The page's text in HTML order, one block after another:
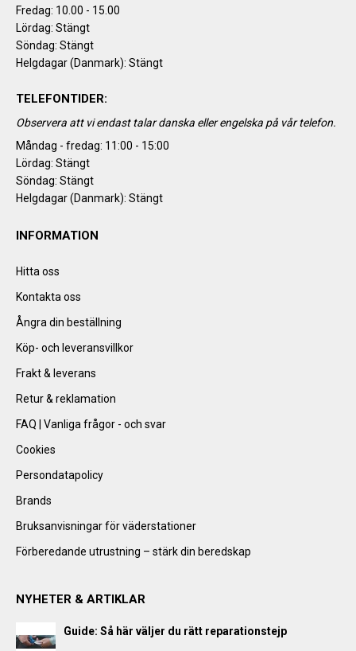
Fredag: 10.00 - 15.00
Lördag: Stängt
Söndag: Stängt
Helgdagar (Danmark): Stängt
TELEFONTIDER:
Observera att vi endast talar danska eller engelska på vår telefon.
Måndag - fredag: 11:00 - 15:00
Lördag: Stängt
Söndag: Stängt
Helgdagar (Danmark): Stängt
INFORMATION
Hitta oss
Kontakta oss
Ångra din beställning
Köp- och leveransvillkor
Frakt & leverans
Retur & reklamation
FAQ | Vanliga frågor - och svar
Cookies
Persondatapolicy
Brands
Bruksanvisningar för väderstationer
Förberedande utrustning – stärk din beredskap
NYHETER & ARTIKLAR
Guide: Så här väljer du rätt reparationstejp